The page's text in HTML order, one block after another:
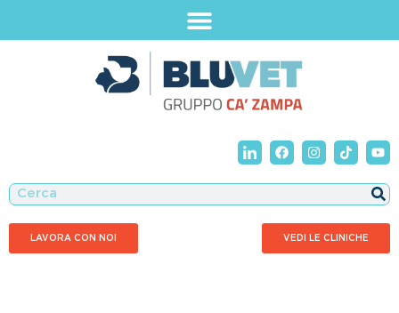
LAVORA CON NOI VEDI LE CLINICHE